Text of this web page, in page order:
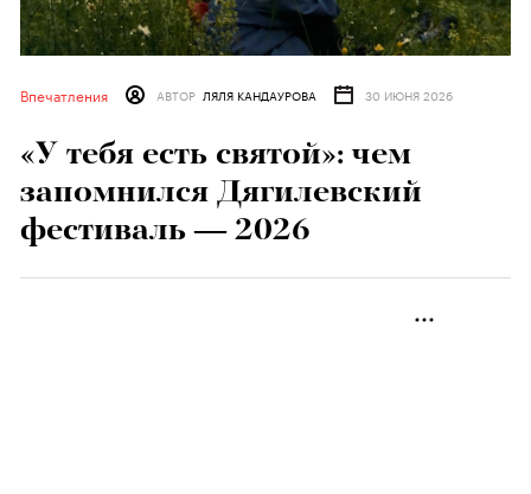
Впечатления АВТОР ЛЯЛЯ КАНДАУРОВА 30 ИЮНЯ 2026
«У тебя есть святой»: чем
запомнился Дягилевский
фестиваль — 2026